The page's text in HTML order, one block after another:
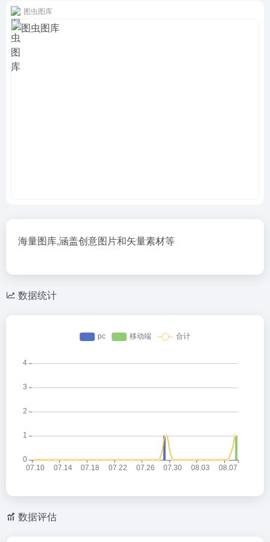
图虫图库
海量图库,涵盖创意图片和矢量素材等
数据统计
数据评估